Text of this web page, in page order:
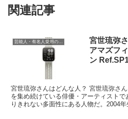
関連記事
芸能人・有名人愛用の腕時計
宮世琉弥
アマズフ
ン
宮世琉弥さんはどんな人？ 宮世琉弥さ
を集め続けている俳優・アーティスト
りきれない多面性にある人物だ。2004年